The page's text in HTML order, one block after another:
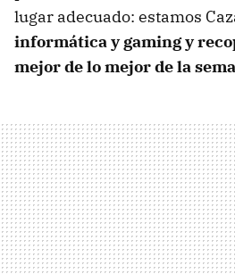
lugar adecuado: estamos
informática y gaming y
mejor de lo mejor de la